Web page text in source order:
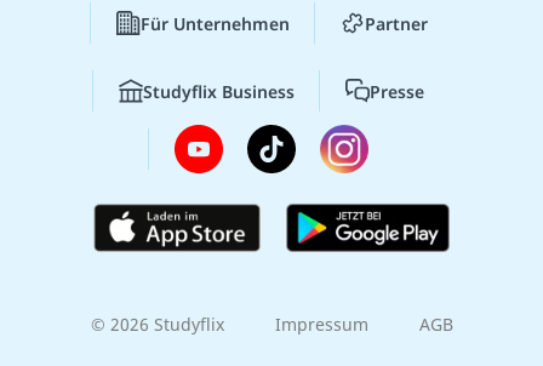
Für Unternehmen Partner
Studyflix Business Presse
© 2026 Studyflix Impressum AGB